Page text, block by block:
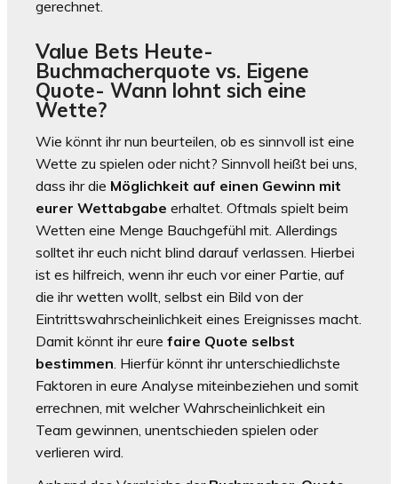
gerechnet.
Value Bets Heute-
Buchmacherquote vs. Eigene
Quote- Wann lohnt sich eine
Wette?
Wie könnt ihr nun beurteilen, ob es sinnvoll ist eine
Wette zu spielen oder nicht? Sinnvoll heißt bei uns,
dass ihr die Möglichkeit auf einen Gewinn mit
eurer Wettabgabe erhaltet. Oftmals spielt beim
Wetten eine Menge Bauchgefühl mit. Allerdings
solltet ihr euch nicht blind darauf verlassen. Hierbei
ist es hilfreich, wenn ihr euch vor einer Partie, auf
die ihr wetten wollt, selbst ein Bild von der
Eintrittswahrscheinlichkeit eines Ereignisses macht.
Damit könnt ihr eure faire Quote selbst
bestimmen. Hierfür könnt ihr unterschiedlichste
Faktoren in eure Analyse miteinbeziehen und somit
errechnen, mit welcher Wahrscheinlichkeit ein
Team gewinnen, unentschieden spielen oder
verlieren wird.